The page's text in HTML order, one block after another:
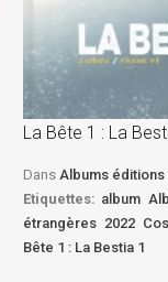
La Bête 1 : La
Dans Albums
Etiquettes: album
étrangères 2022
Bête 1 : La Bestia 1